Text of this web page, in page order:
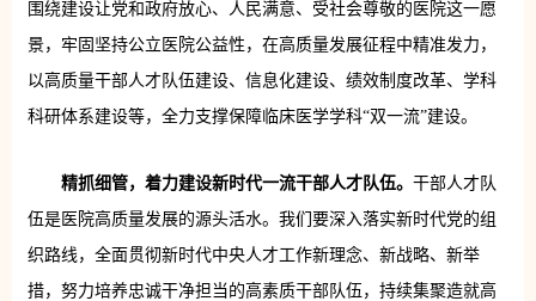
围绕建设让党和政府放心、人民满意、受社会尊敬的医院这一愿
景，牢固坚持公立医院公益性，在高质量发展征程中精准发力，
以高质量干部人才队伍建设、信息化建设、绩效制度改革、学科
科研体系建设等，全力支撑保障临床医学学科“双一流”建设。
精抓细管，着力建设新时代一流干部人才队伍。 干部人才队
伍是医院高质量发展的源头活水。我们要深入落实新时代党的组
织路线，全面贯彻新时代中央人才工作新理念、新战略、新举
措，努力培养忠诚干净担当的高素质干部队伍，持续集聚造就高